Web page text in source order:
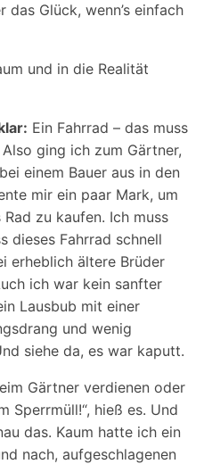
das Glück, wenn’s einfach
und in die Realität
Ein Fahrrad – das muss
ging ich zum Gärtner,
einem Bauer aus in den
mir ein paar Mark, um
zu kaufen. Ich muss
dieses Fahrrad schnell
erheblich ältere Brüder
ich war kein sanfter
Lausbub mit einer
und wenig
siehe da, es war kaputt.
Gärtner verdienen oder
Sperrmüll!“, hieß es. Und
das. Kaum hatte ich ein
nach, aufgeschlagenen